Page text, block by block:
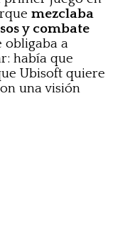
mezclaba
y combate
obligaba a
había que
Ubisoft quiere
una visión